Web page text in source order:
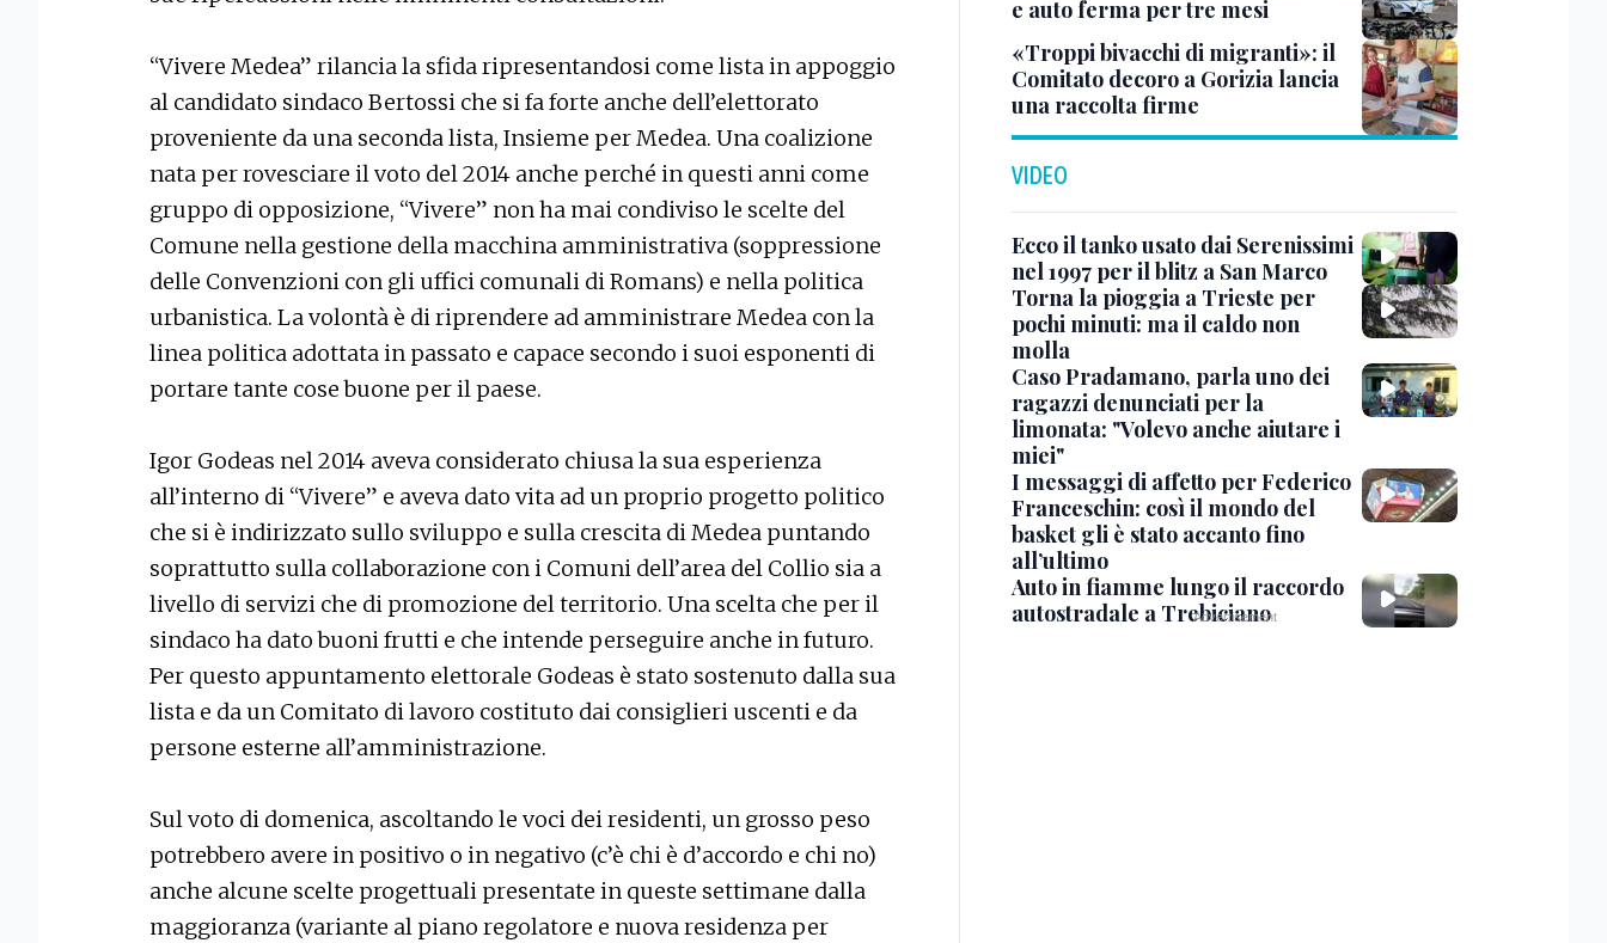
“Vivere Medea” rilancia la sfida ripresentandosi come lista in appoggio
al candidato sindaco Bertossi che si fa forte anche dell’elettorato
proveniente da una seconda lista, Insieme per Medea. Una coalizione
nata per rovesciare il voto del 2014 anche perché in questi anni come
gruppo di opposizione, “Vivere” non ha mai condiviso le scelte del
Comune nella gestione della macchina amministrativa (soppressione
delle Convenzioni con gli uffici comunali di Romans) e nella politica
urbanistica. La volontà è di riprendere ad amministrare Medea con la
linea politica adottata in passato e capace secondo i suoi esponenti di
portare tante cose buone per il paese.
Igor Godeas nel 2014 aveva considerato chiusa la sua esperienza
all’interno di “Vivere” e aveva dato vita ad un proprio progetto politico
che si è indirizzato sullo sviluppo e sulla crescita di Medea puntando
soprattutto sulla collaborazione con i Comuni dell’area del Collio sia a
livello di servizi che di promozione del territorio. Una scelta che per il
sindaco ha dato buoni frutti e che intende perseguire anche in futuro.
Per questo appuntamento elettorale Godeas è stato sostenuto dalla sua
lista e da un Comitato di lavoro costituto dai consiglieri uscenti e da
persone esterne all’amministrazione.
Sul voto di domenica, ascoltando le voci dei residenti, un grosso peso
potrebbero avere in positivo o in negativo (c’è chi è d’accordo e chi no)
anche alcune scelte progettuali presentate in queste settimane dalla
maggioranza (variante al piano regolatore e nuova residenza per
e auto ferma per tre mesi
«Troppi bivacchi di migranti»: il
Comitato decoro a Gorizia lancia
una raccolta firme
VIDEO
Ecco il tanko usato dai Serenissimi
nel 1997 per il blitz a San Marco
Torna la pioggia a Trieste per
pochi minuti: ma il caldo non
molla
Caso Pradamano, parla uno dei
ragazzi denunciati per la
limonata: "Volevo anche aiutare i
miei"
I messaggi di affetto per Federico
Franceschin: così il mondo del
basket gli è stato accanto fino
all’ultimo
Auto in fiamme lungo il raccordo
autostradale a Trebiciano